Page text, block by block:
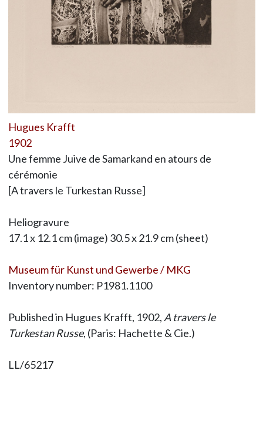
Hugues Krafft
1902
Une femme Juive de Samarkand en atours de
cérémonie
[A travers le Turkestan Russe]
Heliogravure
17.1 x 12.1 cm (image) 30.5 x 21.9 cm (sheet)
Museum für Kunst und Gewerbe / MKG
Inventory number: P1981.1100
Published in Hugues Krafft, 1902, A travers le
Turkestan Russe, (Paris: Hachette & Cie.)
LL/65217